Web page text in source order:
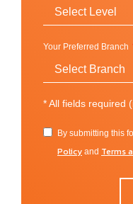
Your Preferred Branch
*All fields required
By submitting this
Policy and Terms